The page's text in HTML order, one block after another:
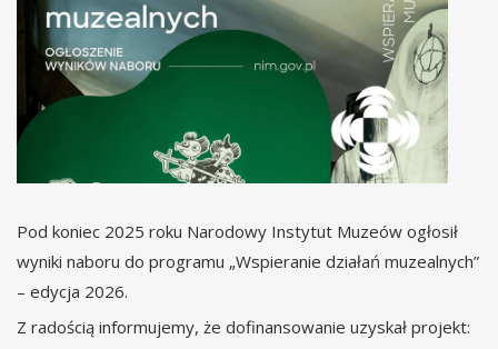
Pod koniec 2025 roku Narodowy Instytut Muzeów ogłosił
wyniki naboru do programu „Wspieranie działań muzealnych”
– edycja 2026.
Z radością informujemy, że dofinansowanie uzyskał projekt: